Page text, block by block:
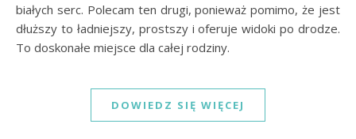
białych serc. Polecam ten drugi, ponieważ pomimo, że jest
dłuższy to ładniejszy, prostszy i oferuje widoki po drodze.
To doskonałe miejsce dla całej rodziny.
DOWIEDZ SIĘ WIĘCEJ